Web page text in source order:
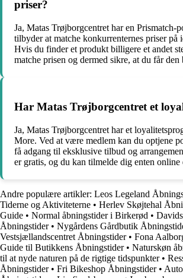
priser?
Ja, Matas Trøjborgcentret har en Prismatch-
tilbyder at matche konkurrenternes priser på
Hvis du finder et produkt billigere et andet
matche prisen og dermed sikre, at du får den
Har Matas Trøjborgcentret et
Ja, Matas Trøjborgcentret har et
More. Ved at være medlem kan du optjene
få adgang til eksklusive tilbud og
er gratis, og du kan tilmelde dig enten
Andre populære artikler: Leos Legeland
Tiderne og Aktiviteterne • Herlev Skøjtehal
Guide • Normal åbningstider i Birkerød •
Åbningstider• Nygårdens Gårdbutik
Vestsjællandscentret Åbningstider• Fona
Guide til Butikkens Åbningstider• Naturskøn
til at nyde naturen på de rigtige tidspunkter•
Åbningstider• Fri Bikeshop Åbningstider•